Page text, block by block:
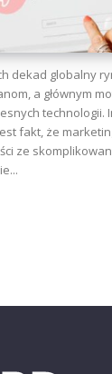
dekad globalny
a głównym
technologii.
fakt, że
ze